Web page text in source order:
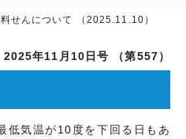
法人会のご案内
会員向けサービス
その他取組
せんについて （2025.11.10）
2025年11月10日号 （第557）
気温が10度を下回る日もあ